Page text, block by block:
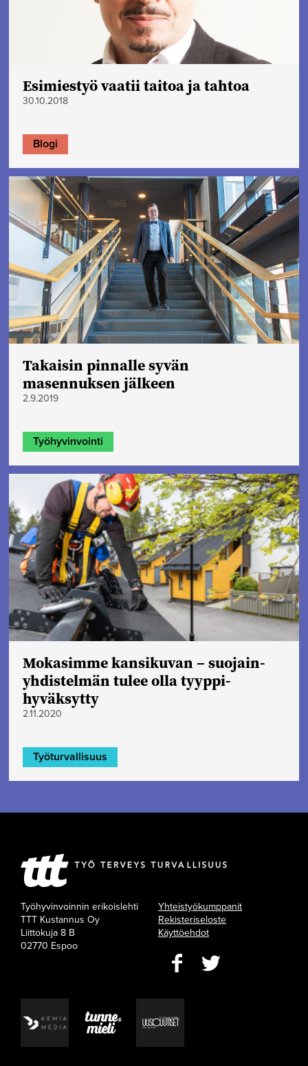
Esimiestyö vaatii taitoa ja tahtoa
30.10.2018
Blogi
Takaisin pinnalle syvän
masennuksen jälkeen
2.9.2019
Työhyvinvointi
Mokasimme kansikuvan – suojain­
yhdistelmän tulee olla tyyppi­
hyväksytty
2.11.2020
Työturvallisuus
Työhyvinvoinnin erikoislehti
TTT Kustannus Oy
Liittokuja 8 B
02770 Espoo
Yhteistyökumppanit
Rekisteriseloste
Käyttöehdot